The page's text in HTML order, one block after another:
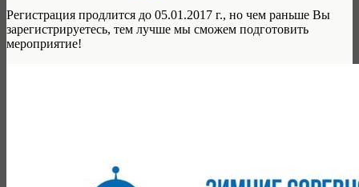
Регистрация продлится до 05.01.2017 г., но чем раньше Вы
зарегистрируетесь, тем лучше мы сможем подготовить
мероприятие!